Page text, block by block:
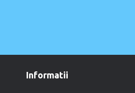
informatii